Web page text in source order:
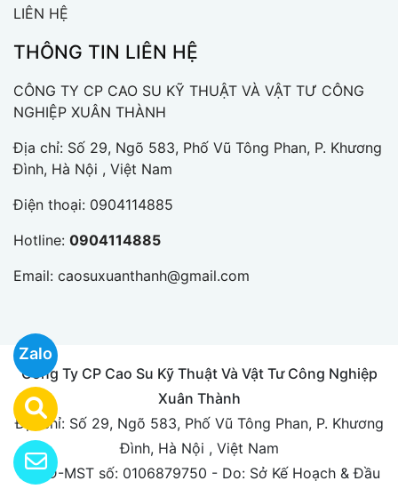
Zalo
LIÊN HỆ
THÔNG TIN LIÊN HỆ
CÔNG TY CP CAO SU KỸ THUẬT VÀ VẬT TƯ CÔNG
NGHIỆP XUÂN THÀNH
Địa chỉ: Số 29, Ngõ 583, Phố Vũ Tông Phan, P. Khương
Đình, Hà Nội , Việt Nam
Điện thoại: 0904114885
Hotline: 0904114885
Email: caosuxuanthanh@gmail.com
Công Ty CP Cao Su Kỹ Thuật Và Vật Tư Công Nghiệp
Xuân Thành
Địa chỉ: Số 29, Ngõ 583, Phố Vũ Tông Phan, P. Khương
Đình, Hà Nội , Việt Nam
ĐKKD-MST số: 0106879750 - Do: Sở Kế Hoạch & Đầu